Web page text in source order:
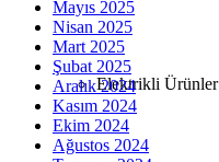
Elektrikli Ürünler
Mayıs 2025
Nisan 2025
Mart 2025
Şubat 2025
Aralık 2024
Kasım 2024
Ekim 2024
Ağustos 2024